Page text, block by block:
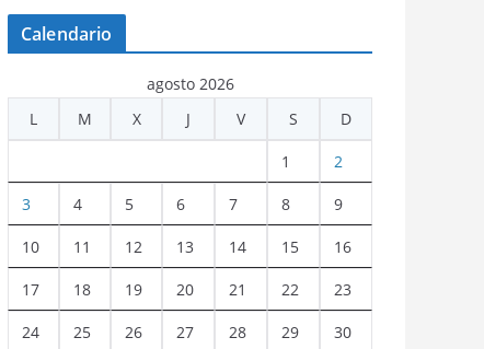
Calendario
agosto 2026
L
M X J V S D
1 2
3 4 5 6 7 8 9
10 11 12 13 14 15 16
17 18 19 20 21 22 23
24 25 26 27 28 29 30